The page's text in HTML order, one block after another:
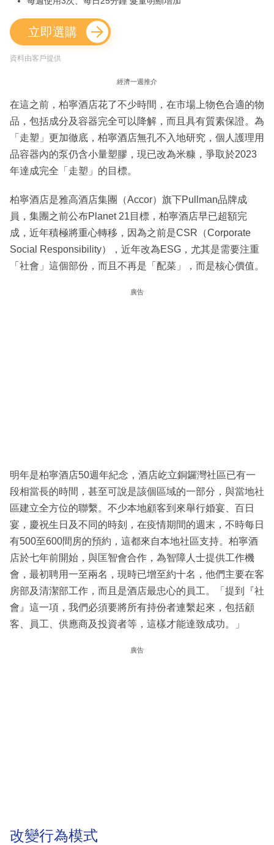
立即選購
資料由客戶提供
經濟一週推介
在這之前，柏寧酒店花了不少時間，在市場上物色合適的物
品，包括成分及容器完全可以降解，而且具有質素保證。為
「走塑」更加徹底，柏寧酒店無孔不入地研究，個人護理用
品容器內的泵仍含小量塑膠，現已改為米糠，爭取於2023
年達成完全「走塑」的目標。
柏寧酒店是雅高酒店集團（Accor）旗下Pullman品牌成
員，集團之前公布Planet 21目標，柏寧酒店早已超額完
成，近年積極將重心轉移，因為之前是CSR（Corporate
Social Responsibility），近年改為ESG，尤其是需要注重
「社會」這個部份，而且不再是「配菜」，而是核心價值。
廣告
明年是柏寧酒店50週年紀念，酒店屹立銅鑼灣社區已有一
段相當長的時間，甚至可說是該個區域的一部分，與當地社
區建立全方位的聯繫。不少本地顧客到來舉行婚宴、百日
宴，慶祝生日及不同的時刻，在疫情期間的週末，不時每日
有500至600間房的預約，這都來自本地社區支持。柏寧酒
店於七年前開始，與匡智會合作，為智障人士提供工作機
會，最初聘用一至兩名，現時已增至約十名，他們主要在客
房部及清潔部工作，而且是酒店最忠心的員工。「提到『社
會』這一項，我們必須要將所有持份者連繫起來，包括顧
客、員工、供應商及投資者等，這樣才能達致成功。」
廣告
改變行為模式